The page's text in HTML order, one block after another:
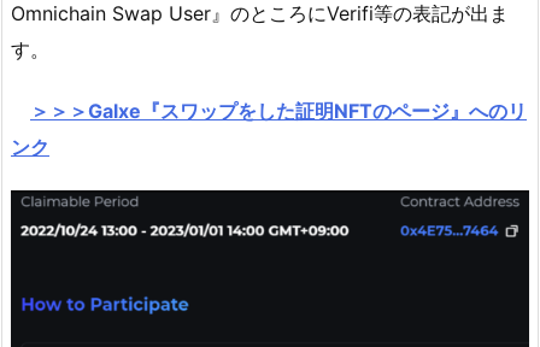
Omnichain Swap User』のところにVerifi等の表記が出ま
す。
＞＞＞Galxe『スワップをした証明NFTのページ』へのリ
ンク